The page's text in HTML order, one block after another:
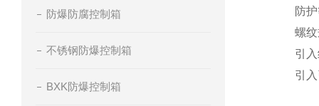
防爆防腐控制箱
不锈钢防爆控制箱
BXK防爆控制箱
防护等
螺纹规
引入线
引入引